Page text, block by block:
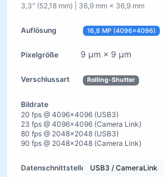
3,3″ (52,18 mm) | 36,9 mm × 36,9 mm
16,8 MP (4096×4096)
9 µm × 9 µm
Rolling-Shutter
20 fps @ 4096×4096 (USB3)
23 fps @ 4096×4096 (Camera Link)
80 fps @ 2048×2048 (USB3)
90 fps @ 2048×2048 (Camera Link)
USB3 / CameraLink